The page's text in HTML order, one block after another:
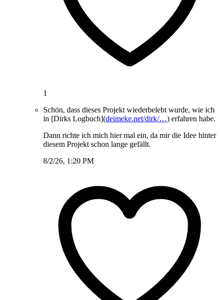
1
Schön, dass dieses Projekt wiederbelebt wurde, wie ich
in [Dirks Logbuch](deimeke.net/dirk/…) erfahren habe.
Dann richte ich mich hier mal ein, da mir die Idee hinter
diesem Projekt schon lange gefällt.
8/2/26, 1:20 PM